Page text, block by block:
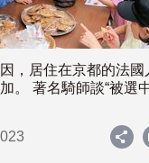
，居住在京都的法國
。 著名騎師談“被選